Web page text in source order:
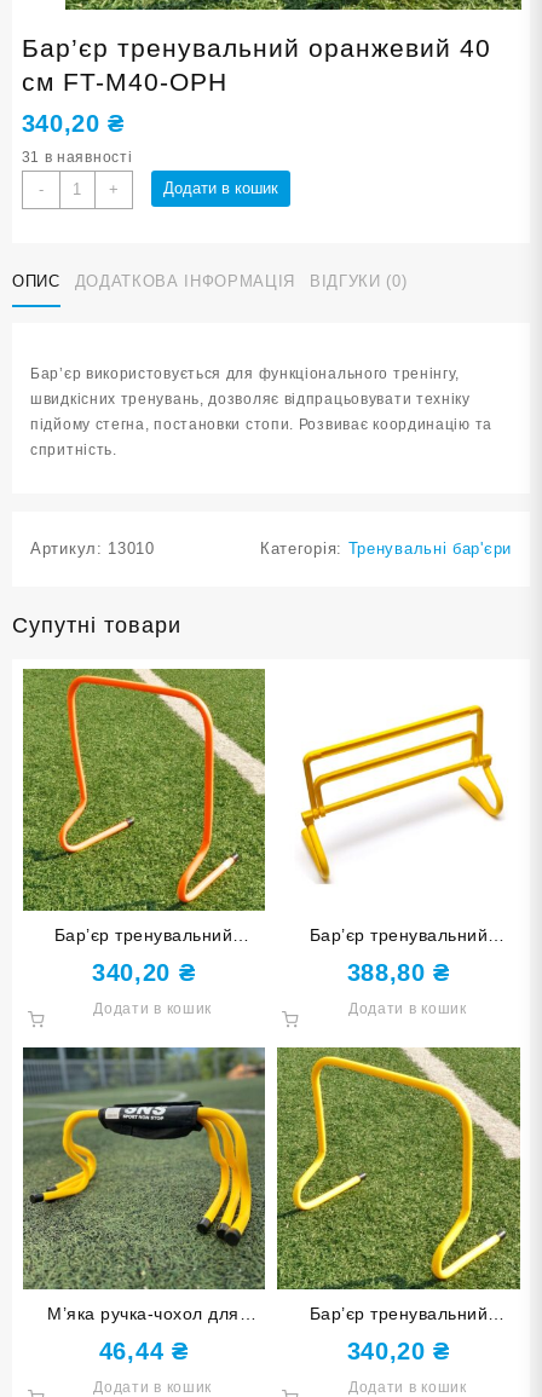
Бар’єр тренувальний оранжевий 40
см FT-M40-ОРН
340,20₴
31 в наявності
-
Бар'єр
тренувальний
см
FT-
кількість
+ Додати в кошик
ОПИС ДОДАТКОВА ІНФОРМАЦІЯ ВІДГУКИ (0)
Бар’єр використовується для функціонального тренінгу,
швидкісних тренувань, дозволяє відпрацьовувати техніку
підйому стегна, постановки стопи. Розвиває координацію та
спритність.
Артикул: 13010 Категорія: Тренувальні бар'єри
Супутні товари
Бар’єр тренувальний
оранжевий 50 см FT-M50-
ОРН
340,20 ₴
Додати в кошик
Бар’єр тренувальний
жовтий 3-рівневий FT-MH3-
Ж
388,80₴
Додати в кошик
М’яка ручка-чохол для
перенесення та зберігання
бар’єрів
46,44 ₴
Додати в кошик
Бар’єр тренувальний
жовтий 40 см FT-M40-Ж
340,20₴
Додати в кошик